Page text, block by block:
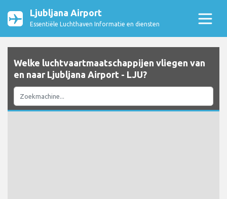
Ljubljana Airport
Essentiële Luchthaven Informatie en diensten
Welke luchtvaartmaatschappijen vliegen van
en naar Ljubljana Airport - LJU?